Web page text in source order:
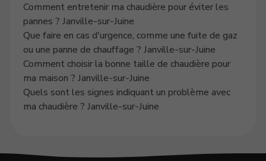
Comment entretenir ma chaudière pour éviter les
pannes ? Janville-sur-Juine
Que faire en cas d'urgence, comme une fuite de gaz
ou une panne de chauffage ? Janville-sur-Juine
Comment choisir la bonne taille de chaudière pour
ma maison ? Janville-sur-Juine
Quels sont les signes indiquant un problème avec
ma chaudière ? Janville-sur-Juine